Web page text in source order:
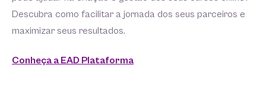
Descubra como facilitar a jornada dos seus parceiros e
maximizar seus resultados.
Conheça a EAD Plataforma